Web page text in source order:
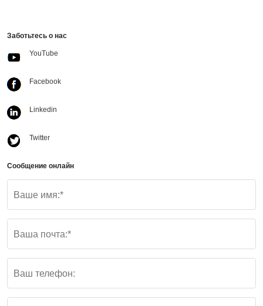
Заботьтесь о нас
YouTube
Facebook
Linkedin
Twitter
Сообщение онлайн